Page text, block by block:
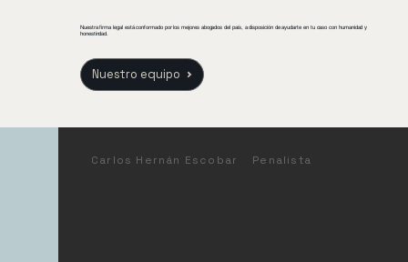
Nuestra firma legal está conformado por los mejores abogados del país, a disposición de ayudarte en tu caso con humanidad y
honestindad.
Nuestro equipo
Carlos Hernán Escobar Penalista